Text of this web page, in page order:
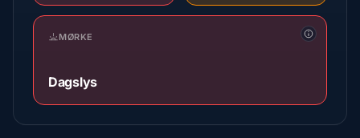
MØRKE
Dagslys